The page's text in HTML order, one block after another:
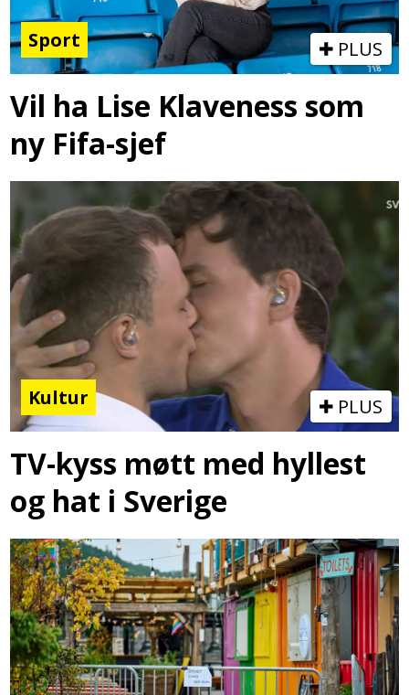
Sport PLUS
Vil ha Lise Klaveness som
ny Fifa-sjef
Kultur PLUS
TV-kyss møtt med hyllest
og hat i Sverige